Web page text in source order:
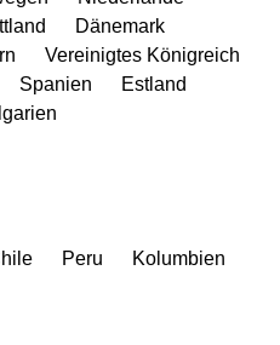
Dänemark
Vereinigtes Königreich
Spanien
Estland
Peru
Kolumbien